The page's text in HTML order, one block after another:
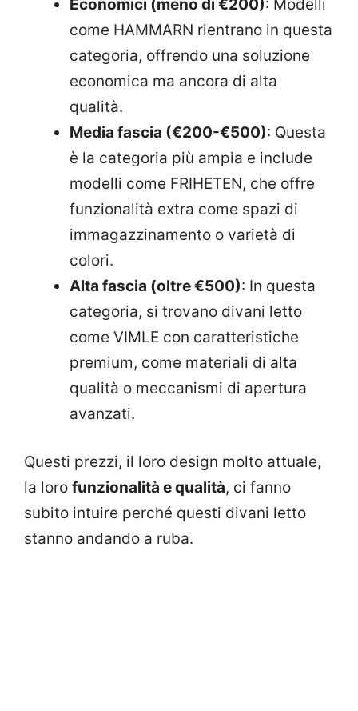
Economici (meno di €200): Modelli
come HAMMARN rientrano in questa
categoria, offrendo una soluzione
economica ma ancora di alta
qualità.
Media fascia (€200-€500): Questa
è la categoria più ampia e include
modelli come FRIHETEN, che offre
funzionalità extra come spazi di
immagazzinamento o varietà di
colori.
Alta fascia (oltre €500): In questa
categoria, si trovano divani letto
come VIMLE con caratteristiche
premium, come materiali di alta
qualità o meccanismi di apertura
avanzati.
Questi prezzi, il loro design molto attuale,
la loro funzionalità e qualità, ci fanno
subito intuire perché questi divani letto
stanno andando a ruba.